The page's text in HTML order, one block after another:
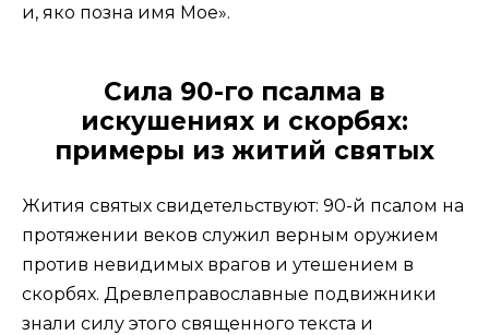
и, яко позна имя Мое».
Сила 90-го псалма в
искушениях и скорбях:
примеры из житий святых
Жития святых свидетельствуют: 90-й псалом на
протяжении веков служил верным оружием
против невидимых врагов и утешением в
скорбях. Древлеправославные подвижники
знали силу этого священного текста и